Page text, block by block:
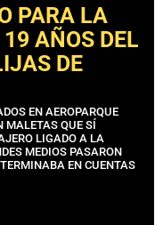
PARA LA
AÑOS DEL
DE
EN AEROPARQUE
MALETAS QUE SÍ
LIGADO A LA
MEDIOS PASARON
EN CUENTAS